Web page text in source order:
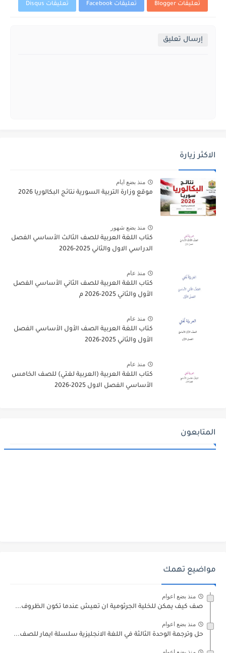
تعليقات Blogger تعليقات Facebook تعليقات Disqus
إرسال تعليق
الاكثر زيارة
منذ بضع ايام
موقع وزارة التربية السورية نتائج البكالوريا 2026
منذ بضع شهور
كتاب اللغة العربية للصف الثالث الأساسي الفصل
الدراسي الاول والثاني 2025-2026
منذ عام
كتاب اللغة العربية للصف الثاني الأساسي الفصل
الأول والثاني 2025-2026 م
منذ عام
كتاب اللغة العربية الصف الأول الأساسي الفصل
الأول والثاني 2025-2026
منذ عام
كتاب اللغة العربية (العربية لغتي) للصف الخامس
الأساسي الفصل الاول 2025-2026
المتابعون
مواضيع تهمك
منذ بضع اعوام
صف كيف يمكن للخلية الجرثومية ان تعيش عندما تكون الظروف...
منذ بضع اعوام
حل وترجمة الوحدة الثالثة في اللغة الانجليزية سلسلة ايمار للصف...